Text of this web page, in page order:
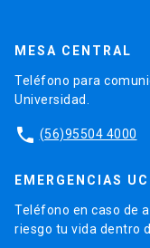
MESA CENTRAL
Teléfono para
Universidad.
phone (56)95504 4000
EMERGENCIAS UC
Teléfono en caso de
riesgo tu vida dentro